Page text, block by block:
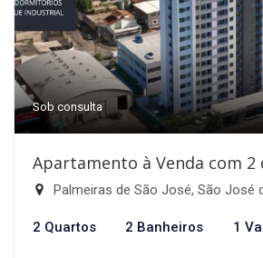
Sob consulta
Apartamento à Venda com 2
Palmeiras de São José, São José
2 Quartos 2 Banheiros 1